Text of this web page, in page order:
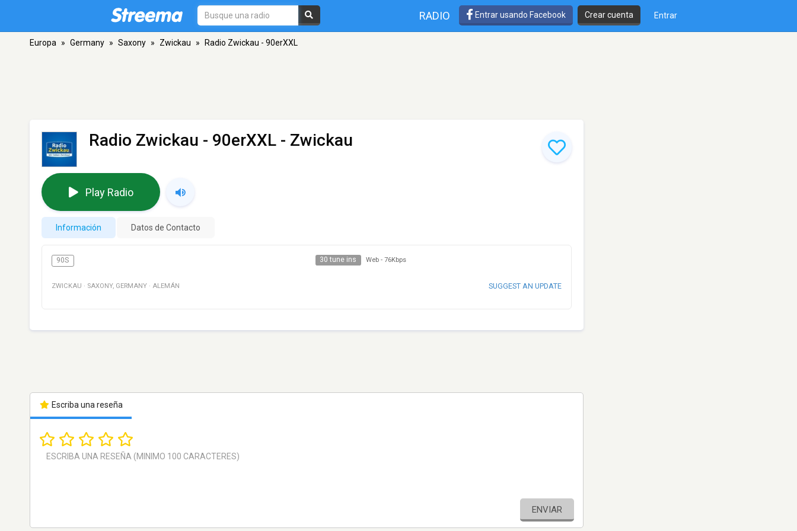
RADIO Entrar usando Facebook Crear cuenta Entrar
Europa » Germany » Saxony » Zwickau » Radio Zwickau - 90erXXL
Radio Zwickau - 90erXXL - Zwickau
Play Radio
Información Datos de Contacto
90S 30 tune ins Web - 76Kbps
ZWICKAU · SAXONY, GERMANY · ALEMÁN SUGGEST AN UPDATE
Escriba una reseña
ENVIAR